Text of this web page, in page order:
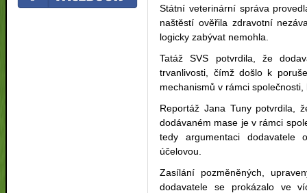
Státní veterinární správa
naštěstí ověřila zdravotní
logicky zabývat nemohla.
Tatáž SVS potvrdila, že
trvanlivosti, čímž došlo k
mechanismů v rámci
Reportáž Jana Tuny potvrdila,
dodávaném mase je v rámci
tedy argumentaci dodavatele
účelovou.
Zasílání pozměněných,
dodavatele se prokázalo ve